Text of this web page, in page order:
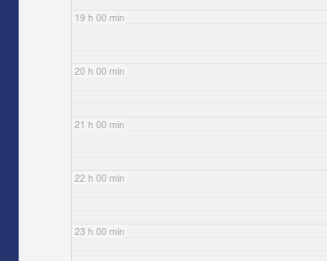
19 h 00 min
20 h 00 min
21 h 00 min
22 h 00 min
23 h 00 min